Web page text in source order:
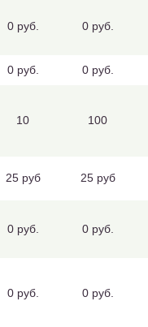
0 руб. 0 руб.
0 руб. 0 руб.
10 100
25 руб 25 руб
0 руб. 0 руб.
0 руб. 0 руб.